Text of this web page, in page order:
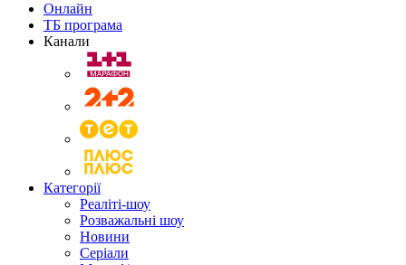
Онлайн
ТБ програма
Канали
Категорії
Реаліті-шоу
Розважальні шоу
Новини
Серіали